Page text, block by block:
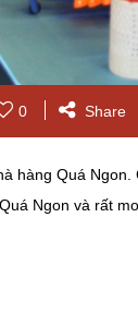
0 Share
hàng Quá
Quá Ngon và rất